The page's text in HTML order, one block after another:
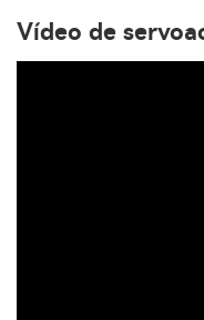
Vídeo de